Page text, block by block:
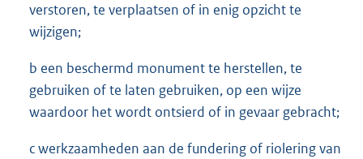
verstoren, te verplaatsen of in enig opzicht te
wijzigen;
b een beschermd monument te herstellen, te
gebruiken of te laten gebruiken, op een wijze
waardoor het wordt ontsierd of in gevaar gebracht;
c werkzaamheden aan de fundering of riolering van